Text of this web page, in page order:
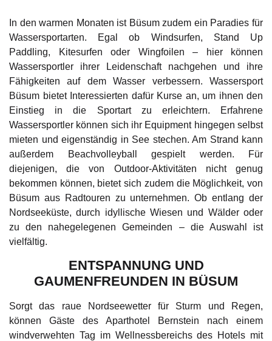
In den warmen Monaten ist Büsum zudem ein Paradies für
Wassersportarten. Egal ob Windsurfen, Stand Up
Paddling, Kitesurfen oder Wingfoilen – hier können
Wassersportler ihrer Leidenschaft nachgehen und ihre
Fähigkeiten auf dem Wasser verbessern. Wassersport
Büsum bietet Interessierten dafür Kurse an, um ihnen den
Einstieg in die Sportart zu erleichtern. Erfahrene
Wassersportler können sich ihr Equipment hingegen selbst
mieten und eigenständig in See stechen. Am Strand kann
außerdem Beachvolleyball gespielt werden. Für
diejenigen, die von Outdoor-Aktivitäten nicht genug
bekommen können, bietet sich zudem die Möglichkeit, von
Büsum aus Radtouren zu unternehmen. Ob entlang der
Nordseeküste, durch idyllische Wiesen und Wälder oder
zu den nahegelegenen Gemeinden – die Auswahl ist
vielfältig.
ENTSPANNUNG UND
GAUMENFREUNDEN IN BÜSUM
Sorgt das raue Nordseewetter für Sturm und Regen,
können Gäste des Aparthotel Bernstein nach einem
windverwehten Tag im Wellnessbereichs des Hotels mit